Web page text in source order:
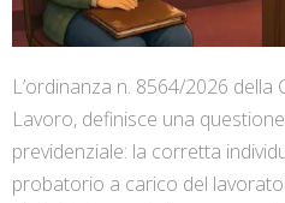
L’ordinanza n. 8564/2026 della
Lavoro, definisce una
previdenziale: la corretta
probatorio a carico del